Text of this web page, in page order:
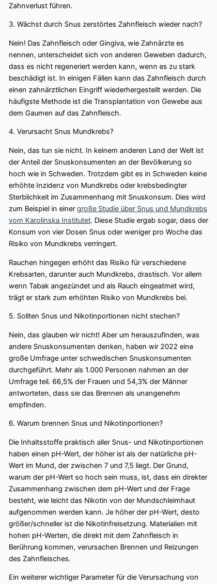
Zahnverlust führen.
3. Wächst durch Snus zerstörtes Zahnfleisch wieder nach?
Nein! Das Zahnfleisch oder Gingiva, wie Zahnärzte es
nennen, unterscheidet sich von anderen Geweben dadurch,
dass es nicht regeneriert werden kann, wenn es zu stark
beschädigt ist. In einigen Fällen kann das Zahnfleisch durch
einen zahnärztlichen Eingriff wiederhergestellt werden. Die
häufigste Methode ist die Transplantation von Gewebe aus
dem Gaumen auf das Zahnfleisch.
4. Verursacht Snus Mundkrebs?
Nein, das tun sie nicht. In keinem anderen Land der Welt ist
der Anteil der Snuskonsumenten an der Bevölkerung so
hoch wie in Schweden. Trotzdem gibt es in Schweden keine
erhöhte Inzidenz von Mundkrebs oder krebsbedingter
Sterblichkeit im Zusammenhang mit Snuskonsum. Dies wird
zum Beispiel in einer große Studie über Snus und Mundkrebs
vom Karolinska Institutet. Diese Studie ergab sogar, dass der
Konsum von vier Dosen Snus oder weniger pro Woche das
Risiko von Mundkrebs verringert.
Rauchen hingegen erhöht das Risiko für verschiedene
Krebsarten, darunter auch Mundkrebs, drastisch. Vor allem
wenn Tabak angezündet und als Rauch eingeatmet wird,
trägt er stark zum erhöhten Risiko von Mundkrebs bei.
5. Sollten Snus und Nikotinportionen nicht stechen?
Nein, das glauben wir nicht! Aber um herauszufinden, was
andere Snuskonsumenten denken, haben wir 2022 eine
große Umfrage unter schwedischen Snuskonsumenten
durchgeführt. Mehr als 1.000 Personen nahmen an der
Umfrage teil. 66,5% der Frauen und 54,3% der Männer
antworteten, dass sie das Brennen als unangenehm
empfinden.
6. Warum brennen Snus und Nikotinportionen?
Die Inhaltsstoffe praktisch aller Snus- und Nikotinportionen
haben einen pH-Wert, der höher ist als der natürliche pH-
Wert im Mund, der zwischen 7 und 7,5 liegt. Der Grund,
warum der pH-Wert so hoch sein muss, ist, dass ein direkter
Zusammenhang zwischen dem pH-Wert und der Frage
besteht, wie leicht das Nikotin von der Mundschleimhaut
aufgenommen werden kann. Je höher der pH-Wert, desto
größer/schneller ist die Nikotinfreisetzung. Materialien mit
hohen pH-Werten, die direkt mit dem Zahnfleisch in
Berührung kommen, verursachen Brennen und Reizungen
des Zahnfleisches.
Ein weiterer wichtiger Parameter für die Verursachung von